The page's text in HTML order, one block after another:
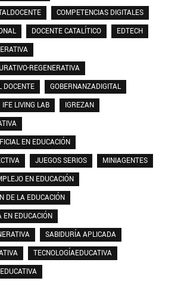
COMPETENCIAS DIGITALES
DOCENTE CATALÍTICO
EDTECH
REGENERATIVA
DOCENTE
GOBERNANZADIGITAL
IFE LIVING LAB
IGREZAN
EN EDUCACIÓN
JUEGOS SERIOS
MINIAGENTES
EN EDUCACIÓN
DE LA EDUCACIÓN
EN EDUCACIÓN
SABIDURÍA APLICADA
TECNOLOGÍAEDUCATIVA